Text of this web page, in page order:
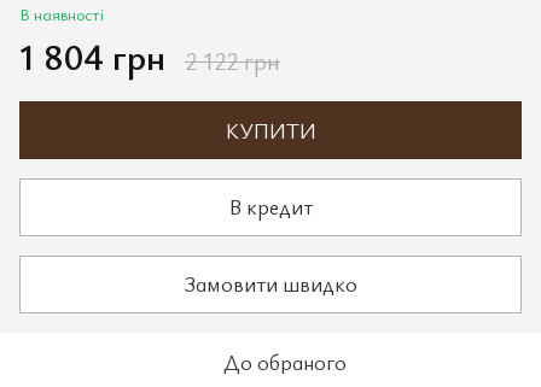
В наявності
1 804 грн 2 122 грн
КУПИТИ
В кредит
Замовити швидко
До обраного